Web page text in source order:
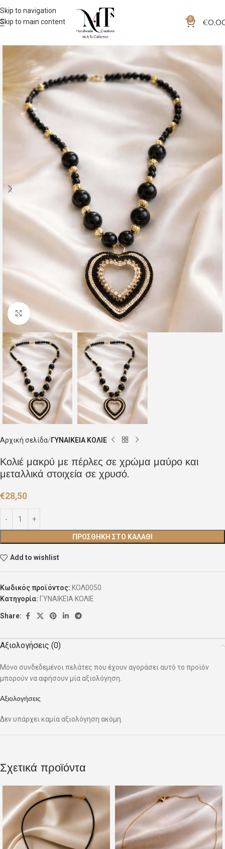
Skip to navigation
Skip to main content
0 €
Click to enlarge
Αρχική σελίδα ΓΥΝΑΙΚΕΙΑ ΚΟΛΙΕ
Κολιέ μακρύ με πέρλες σε χρώμα μαύρο και
μεταλλικά στοιχεία σε χρυσό.
€28,50
ΠΡΟΣΘΉΚΗ ΣΤΟ ΚΑΛΆΘΙ
Add to wishlist
Κωδικός προϊόντος: ΚΟΛ0050
Κατηγορία: ΓΥΝΑΙΚΕΙΑ ΚΟΛΙΕ
Share:
Αξιολογήσεις (0)
Αξιολογήσεις
Δεν υπάρχει καμία αξιολόγηση ακόμη.
Μόνο συνδεδεμένοι πελάτες που έχουν αγοράσει αυτό το προϊόν
μπορούν να αφήσουν μία αξιολόγηση.
Σχετικά προϊόντα